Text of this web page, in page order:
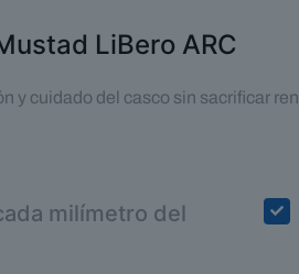
LiBero ARC
y cuidado del casco sin sacrificar
milímetro del